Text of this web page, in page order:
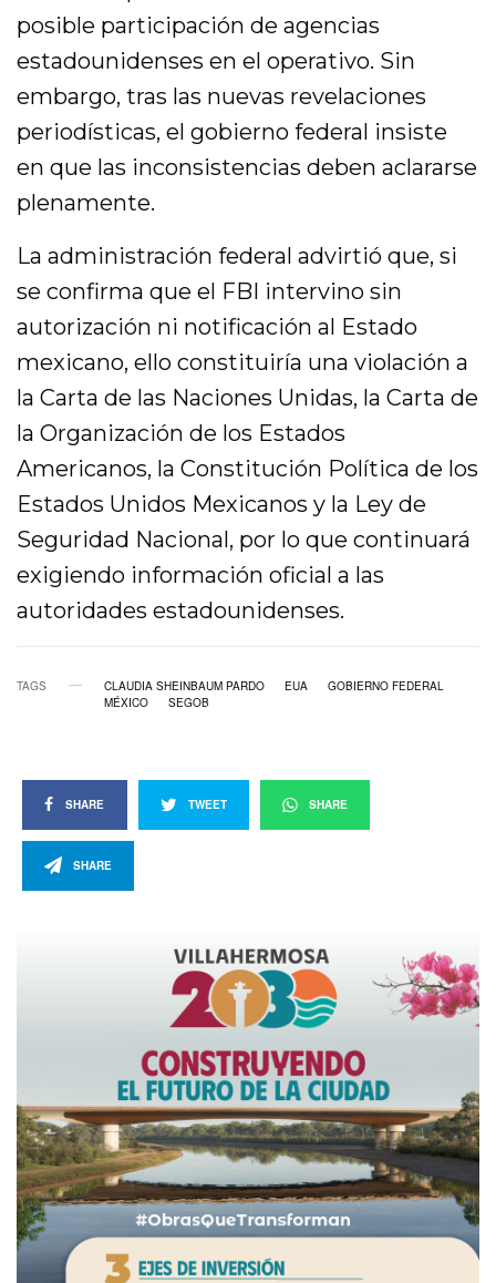
posible participación de agencias
estadounidenses en el operativo. Sin
embargo, tras las nuevas revelaciones
periodísticas, el gobierno federal insiste
en que las inconsistencias deben aclararse
plenamente.
La administración federal advirtió que, si
se confirma que el FBI intervino sin
autorización ni notificación al Estado
mexicano, ello constituiría una violación a
la Carta de las Naciones Unidas, la Carta de
la Organización de los Estados
Americanos, la Constitución Política de los
Estados Unidos Mexicanos y la Ley de
Seguridad Nacional, por lo que continuará
exigiendo información oficial a las
autoridades estadounidenses.
TAGS CLAUDIA SHEINBAUM PARDO EUA
GOBIERNO FEDERAL
MÉXICO
SEGOB
SHARE TWEET SHARE
SHARE